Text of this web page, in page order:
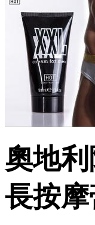
奧地
長按